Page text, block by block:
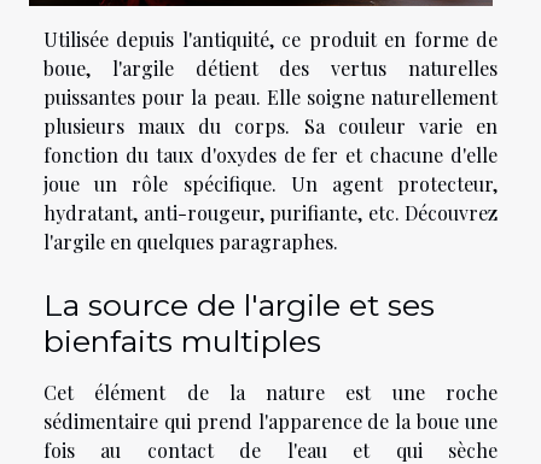
Utilisée depuis l'antiquité, ce produit en forme de
boue, l'argile détient des vertus naturelles
puissantes pour la peau. Elle soigne naturellement
plusieurs maux du corps. Sa couleur varie en
fonction du taux d'oxydes de fer et chacune d'elle
joue un rôle spécifique. Un agent protecteur,
hydratant, anti-rougeur, purifiante, etc. Découvrez
l'argile en quelques paragraphes.
La source de l'argile et ses
bienfaits multiples
Cet élément de la nature est une roche
sédimentaire qui prend l'apparence de la boue une
fois au contact de l'eau et qui sèche